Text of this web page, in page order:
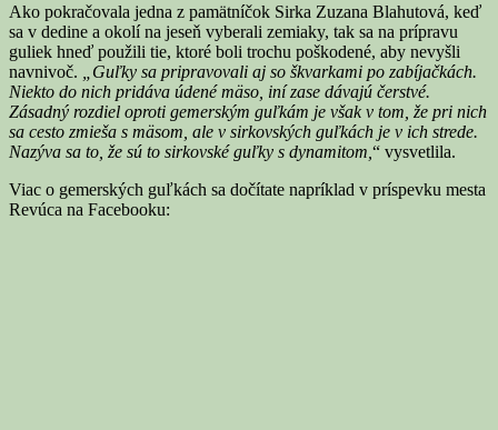
Ako pokračovala jedna z pamätníčok Sirka Zuzana Blahutová, keď
sa v dedine a okolí na jeseň vyberali zemiaky, tak sa na prípravu
guliek hneď použili tie, ktoré boli trochu poškodené, aby nevyšli
navnivoč.
„Guľky sa pripravovali aj so škvarkami po zabíjačkách.
Niekto do nich pridáva údené mäso, iní zase dávajú čerstvé.
Zásadný rozdiel oproti gemerským guľkám je však v tom, že pri nich
sa cesto zmieša s mäsom, ale v sirkovských guľkách je v ich strede.
Nazýva sa to, že sú to sirkovské guľky s dynamitom, “ vysvetlila.
Viac o gemerských guľkách sa dočítate napríklad v príspevku mesta
Revúca na Facebooku: